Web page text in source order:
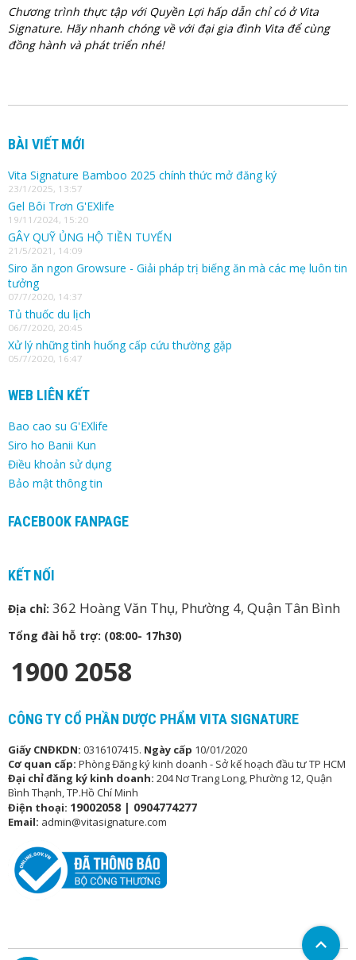
Chương trình thực tập với Quyền Lợi hấp dẫn chỉ có ở Vita
Signature. Hãy nhanh chóng về với đại gia đình Vita để cùng
đồng hành và phát triển nhé!
BÀI VIẾT MỚI
Vita Signature Bamboo 2025 chính thức mở đăng ký
23/1/2025, 13:57
Gel Bôi Trơn G'EXlife
19/11/2024, 15:20
GÂY QUỸ ỦNG HỘ TIỀN TUYẾN
21/5/2021, 14:09
Siro ăn ngon Growsure - Giải pháp trị biếng ăn mà các mẹ luôn tin
tưởng
07/7/2020, 14:37
Tủ thuốc du lịch
06/7/2020, 20:45
Xử lý những tình huống cấp cứu thường gặp
05/7/2020, 16:47
WEB LIÊN KẾT
Bao cao su G'EXlife
Siro ho Banii Kun
Điều khoản sử dụng
Bảo mật thông tin
FACEBOOK FANPAGE
KẾT NỐI
Địa chỉ: 362 Hoàng Văn Thụ, Phường 4, Quận Tân Bình
Tổng đài hỗ trợ: (08:00- 17h30)
1900 2058
CÔNG TY CỔ PHẦN DƯỢC PHẨM VITA SIGNATURE
Giấy CNĐKDN: 0316107415. Ngày cấp 10/01/2020
Cơ quan cấp: Phòng Đăng ký kinh doanh - Sở kế hoạch đầu tư TP HCM
Đại chỉ đăng ký kinh doanh: 204 Nơ Trang Long, Phường 12, Quận
Bình Thạnh, TP.Hồ Chí Minh
Điện thoại: 19002058 | 0904774277
Email: admin@vitasignature.com